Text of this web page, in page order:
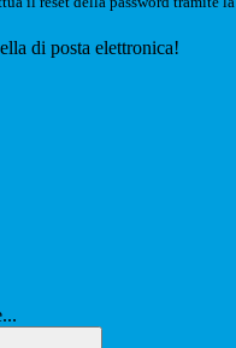
di posta elettronica!